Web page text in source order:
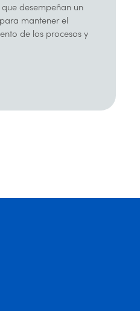
desempeñan un
mantener el
de los procesos y